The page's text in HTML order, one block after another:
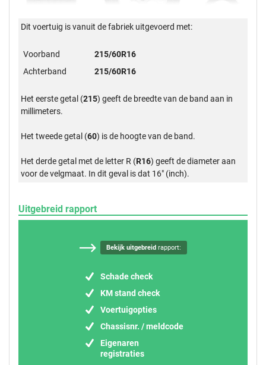
Dit voertuig is vanuit de fabriek uitgevoerd met:
Voorband
215/60R16
Achterband
215/60R16
Het eerste getal (215) geeft de breedte van de band aan in
millimeters.
Het tweede getal (60) is de hoogte van de band.
Het derde getal met de letter R (R16) geeft de diameter aan
voor de velgmaat. In dit geval is dat 16" (inch).
Uitgebreid rapport
Bekijk uitgebreidrapport:
Schade check
KM stand check
Voertuigopties
Chassisnr. / meldcode
Eigenaren
registraties